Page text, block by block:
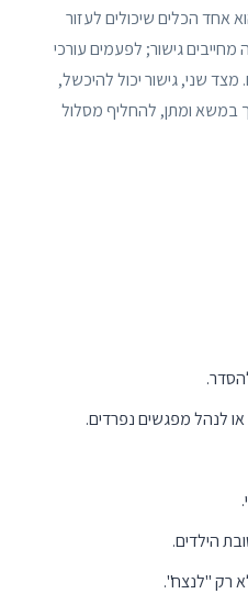
אחד הכלים שיכולים לעזור
גישור; לפעמים עורכי
שני, גישור יכול להיכשל,
במשא ומתן, להחליף מסלול
לנהל מפגשים נפרדים.
הילדים.
רק "לנצח".